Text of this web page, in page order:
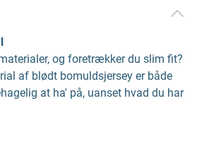
og foretrækker du slim fit?
af blødt bomuldsjersey er både
at ha' på, uanset hvad du har